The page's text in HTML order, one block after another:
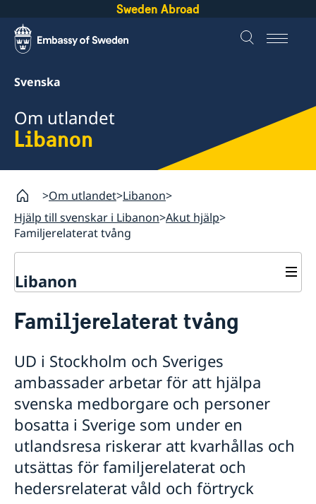
Sweden Abroad
Svenska
Om utlandet
Libanon
Om utlandet Libanon
Hjälp till svenskar i Libanon Akut hjälp
Familjerelaterat tvång
Libanon
Hjälp till svenskar i Libanon
Hjälp kring medborgarskap
Förnyelse av körkort
Konsulär service till svenskar i Libanon
Akut hjälp
Familjerelaterat tvång
Frihetsberövad
Nödställd
Om du blir sjuk eller råkar ut för en olycka
Juridisk hjälp i utlandet
Familjerelaterat tvång
UD i Stockholm och Sveriges
ambassader arbetar för att hjälpa
svenska medborgare och personer
bosatta i Sverige som under en
utlandsresa riskerar att kvarhållas och
utsättas för familjerelaterat och
hedersrelaterat våld och förtryck